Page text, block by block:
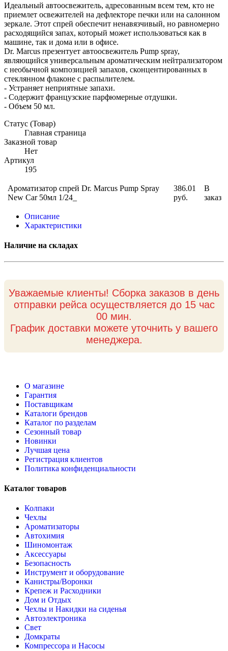
Идеальный автоосвежитель, адресованным всем тем, кто не
приемлет освежителей на дефлекторе печки или на салонном
зеркале. Этот спрей обеспечит ненавязчивый, но равномерно
расходящийся запах, который может использоваться как в
машине, так и дома или в офисе.
Dr. Marcus презентует автоосвежитель Pump spray,
являющийся универсальным ароматическим нейтрализатором
с необычной композицией запахов, сконцентированных в
стеклянном флаконе с распылителем.
- Устраняет неприятные запахи.
- Содержит французские парфюмерные отдушки.
- Объем 50 мл.
Статус (Товар)
Главная страница
Заказной товар
Нет
Артикул
195
Ароматизатор спрей Dr. Marcus Pump Spray
New Car 50мл 1/24_
386.01
руб.
В
заказ
Описание
Характеристики
Наличие на складах
Уважаемые клиенты! Сборка заказов в день
отправки рейса осуществляется до 15 час
00 мин.
График доставки можете уточнить у вашего
менеджера.
О магазине
Гарантия
Поставщикам
Каталоги брендов
Каталог по разделам
Сезонный товар
Новинки
Лучшая цена
Регистрация клиентов
Политика конфиденциальности
Каталог товаров
Колпаки
Чехлы
Ароматизаторы
Автохимия
Шиномонтаж
Аксессуары
Безопасность
Инструмент и оборудование
Канистры/Воронки
Крепеж и Расходники
Дом и Отдых
Чехлы и Накидки на сиденья
Автоэлектроника
Свет
Домкраты
Компрессора и Насосы